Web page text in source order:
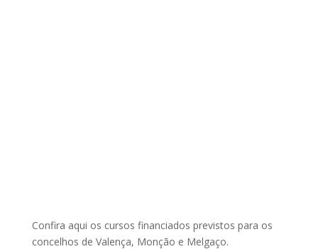
Confira aqui os cursos financiados previstos para os
concelhos de Valença, Monção e Melgaço.